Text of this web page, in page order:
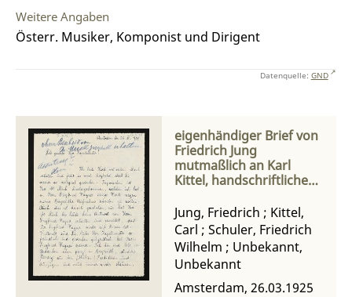
Weitere Angaben
Österr. Musiker, Komponist und Dirigent
Datenquelle: GND
eigenhändiger Brief von
Friedrich Jung
mutmaßlich an Karl
Kittel, handschriftliche
Wilhelm Schuler an
unbekannten
Empfänger
Jung, Friedrich ; Kittel,
Carl ; Schuler, Friedrich
Wilhelm ; Unbekannt,
Unbekannt
Amsterdam, 26.03.1925